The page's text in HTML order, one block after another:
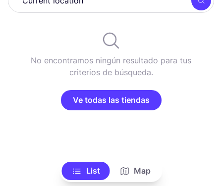
No encontramos ningún resultado para tus
criterios de búsqueda.
Ve todas las tiendas
List Map